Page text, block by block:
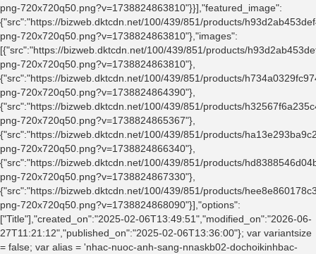
png-720x720q50.png?v=1738824863810"}}],"featured_image":
{"src":"https://bizweb.dktcdn.net/100/439/851/products/
png-720x720q50.png?v=1738824863810"},"images":
[{"src":"https://bizweb.dktcdn.net/100/439/851/products/
png-720x720q50.png?v=1738824863810"},
{"src":"https://bizweb.dktcdn.net/100/439/851/products/
png-720x720q50.png?v=1738824864390"},
{"src":"https://bizweb.dktcdn.net/100/439/851/products/
png-720x720q50.png?v=1738824865367"},
{"src":"https://bizweb.dktcdn.net/100/439/851/products/
png-720x720q50.png?v=1738824866340"},
{"src":"https://bizweb.dktcdn.net/100/439/851/products/
png-720x720q50.png?v=1738824867330"},
{"src":"https://bizweb.dktcdn.net/100/439/851/products/
png-720x720q50.png?v=1738824868090"}],"options":
["Title"],"created_on":"2025-02-06T13:49:51","modified_on":"2026-06-
27T11:21:12","published_on":"2025-02-06T13:36:00"}; var variantsize
= false; var alias = 'nhac-nuoc-anh-sang-nnaskb02-dochoikinhbac-